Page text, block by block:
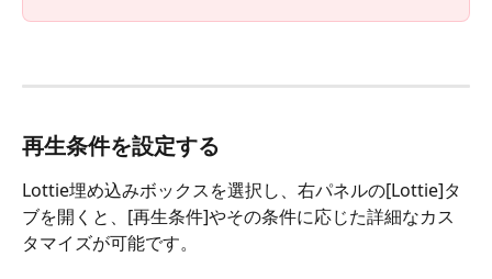
再生条件を設定する
Lottie埋め込みボックスを選択し、右パネルの[Lottie]タ
ブを開くと、[再生条件]やその条件に応じた詳細なカス
タマイズが可能です。